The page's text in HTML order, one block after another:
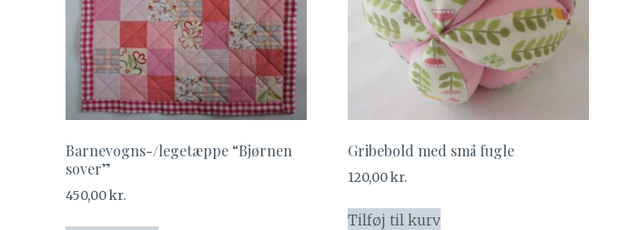
Barnevogns-/legetæppe “Bjørnen
sover”
450,00kr.
Gribebold med små fugle
120,00kr.
Tilføj til kurv